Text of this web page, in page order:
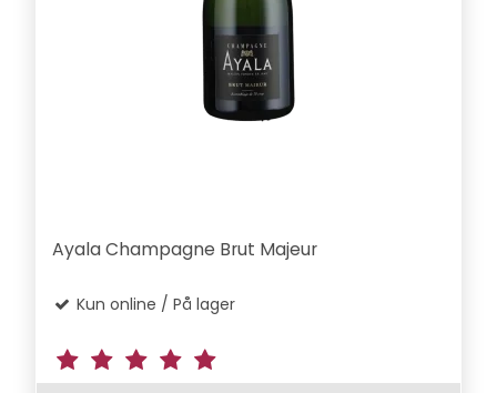
Ayala Champagne Brut Majeur
Kun online / På lager